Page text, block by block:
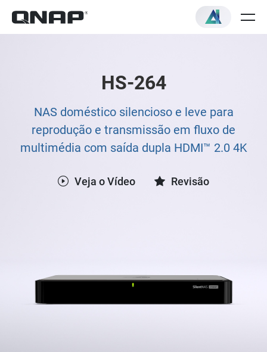
HS-264
NAS doméstico silencioso e leve para
reprodução e transmissão em fluxo de
multimédia com saída dupla HDMI™ 2.0 4K
Veja o Vídeo Revisão